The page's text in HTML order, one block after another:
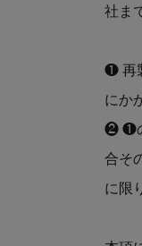
社ま
❶ 再
にか
❷ ❶
合そ
に限